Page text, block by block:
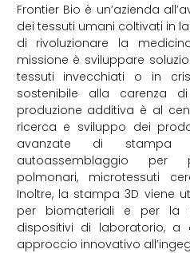
Frontier Bio è un’azienda
dei tessuti umani coltivati in
di rivoluzionare la
missione è sviluppare
tessuti invecchiati o in
sostenibile alla carenza
produzione additiva è al
ricerca e sviluppo dei
avanzate di
autoassemblaggio per
polmonari, microtessuti
Inoltre, la stampa 3D viene
per biomateriali e per la
dispositivi di laboratorio, a
approccio innovativo